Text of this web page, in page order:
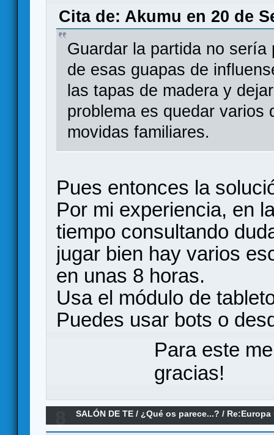
Cita de: Akumu en 20 de
Guardar la partida no
de esas guapas de
las tapas de madera y
problema es quedar varios
movidas familiares.
Pues entonces la
Por mi experiencia, en
tiempo consultando
jugar bien hay varios
en unas 8 horas.
Usa el módulo de
Puedes usar bots o
Para este
gracias!
SALÓN DE TE /¿Qué os parece...? /
parece?